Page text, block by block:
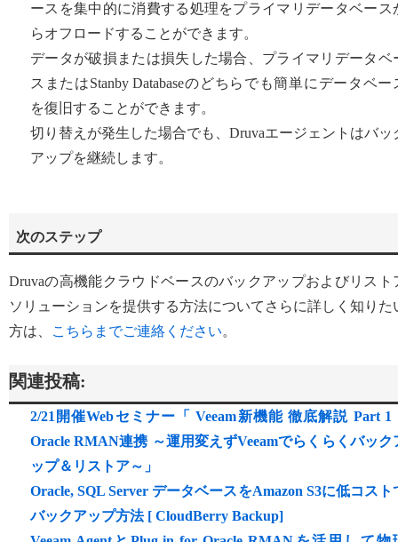
ースを集中的に消費する処理をプライマリデータベース
らオフロードすることができます。
データが破損または損失した場合、プライマリデータベ
スまたはStanby Databaseのどちらでも簡単にデータベー
を復旧することができます。
切り替えが発生した場合でも、Druvaエージェントはバッ
アップを継続します。
次のステップ
Druvaの高機能クラウドベースのバックアップおよびリスト
ソリューションを提供する方法についてさらに詳しく知りた
方は、
こちらまでご連絡ください。
関連投稿:
2/21開催Webセミナー「 Veeam新機能 徹底解説 Part 1
Oracle RMAN連携 ～運用変えずVeeamでらくらくバック
ップ＆リストア～」
Oracle, SQL Server データベースをAmazon S3に低コスト
バックアップ方法 [ CloudBerry Backup]